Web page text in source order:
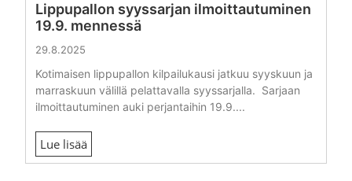
Lippupallon syyssarjan ilmoittautuminen
19.9. mennessä
29.8.2025
Kotimaisen lippupallon kilpailukausi jatkuu syyskuun ja
marraskuun välillä pelattavalla syyssarjalla. Sarjaan
ilmoittautuminen auki perjantaihin 19.9....
Lue lisää